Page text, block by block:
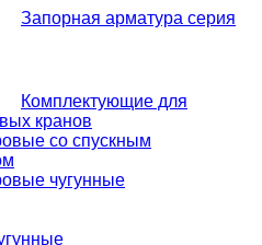
Запорная арматура серия
Комплектующие для
кранов
со спускным
чугунные